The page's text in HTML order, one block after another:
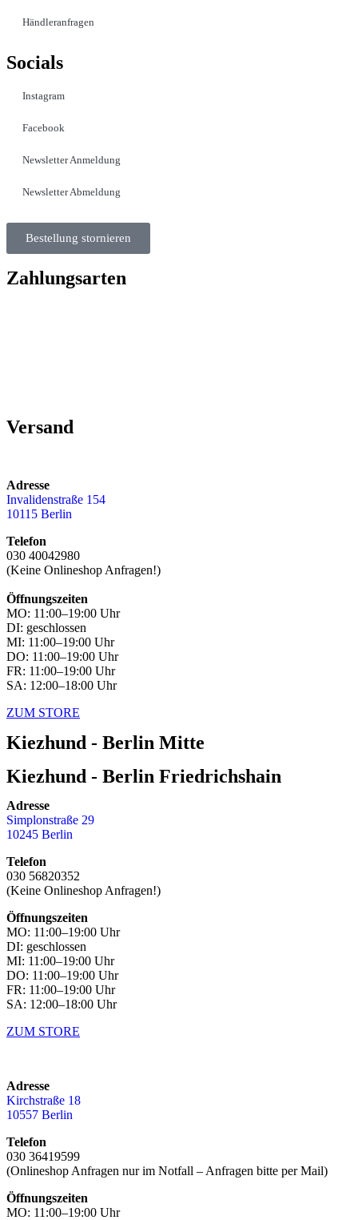
Händleranfragen
Socials
Instagram
Facebook
Newsletter Anmeldung
Newsletter Abmeldung
Bestellung stornieren
Zahlungsarten
Versand
Adresse
Invalidenstraße 154
10115 Berlin
Telefon
030 40042980
(Keine Onlineshop Anfragen!)
Öffnungszeiten
MO: 11:00–19:00 Uhr
DI: geschlossen
MI: 11:00–19:00 Uhr
DO: 11:00–19:00 Uhr
FR: 11:00–19:00 Uhr
SA: 12:00–18:00 Uhr
ZUM STORE
Kiezhund - Berlin Mitte
Kiezhund - Berlin Friedrichshain
Adresse
Simplonstraße 29
10245 Berlin
Telefon
030 56820352
(Keine Onlineshop Anfragen!)
Öffnungszeiten
MO: 11:00–19:00 Uhr
DI: geschlossen
MI: 11:00–19:00 Uhr
DO: 11:00–19:00 Uhr
FR: 11:00–19:00 Uhr
SA: 12:00–18:00 Uhr
ZUM STORE
Adresse
Kirchstraße 18
10557 Berlin
Telefon
030 36419599
(Onlineshop Anfragen nur im Notfall – Anfragen bitte per Mail)
Öffnungszeiten
MO: 11:00–19:00 Uhr